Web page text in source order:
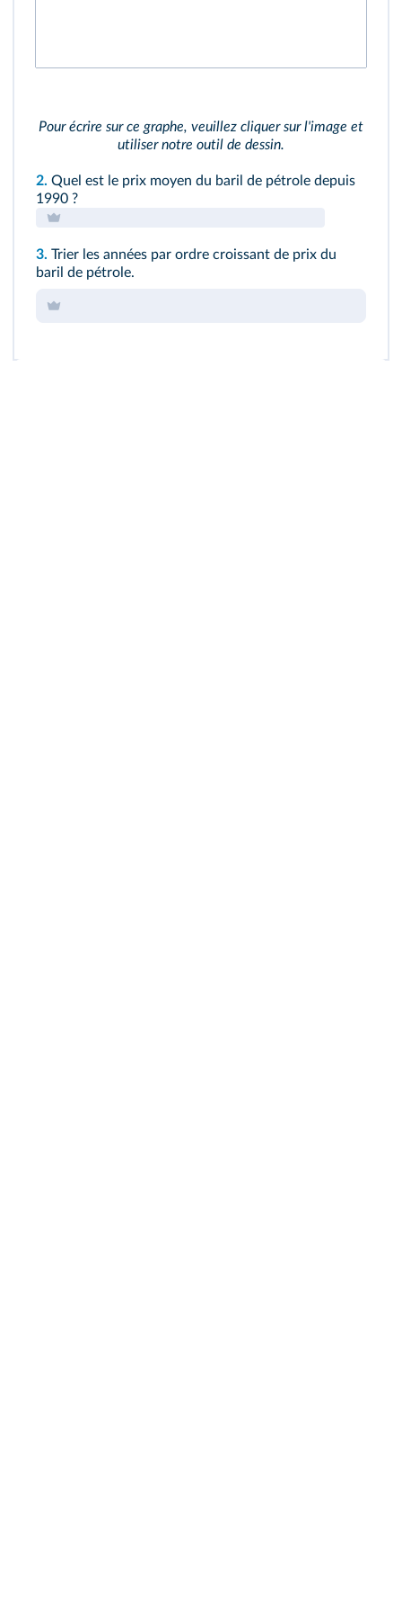
Pour écrire sur ce graphe, veuillez cliquer sur l'image et
utiliser notre outil de dessin.
2. Quel est le prix moyen du baril de pétrole depuis
1990 ?
3. Trier les années par ordre croissant de prix du
baril de pétrole.